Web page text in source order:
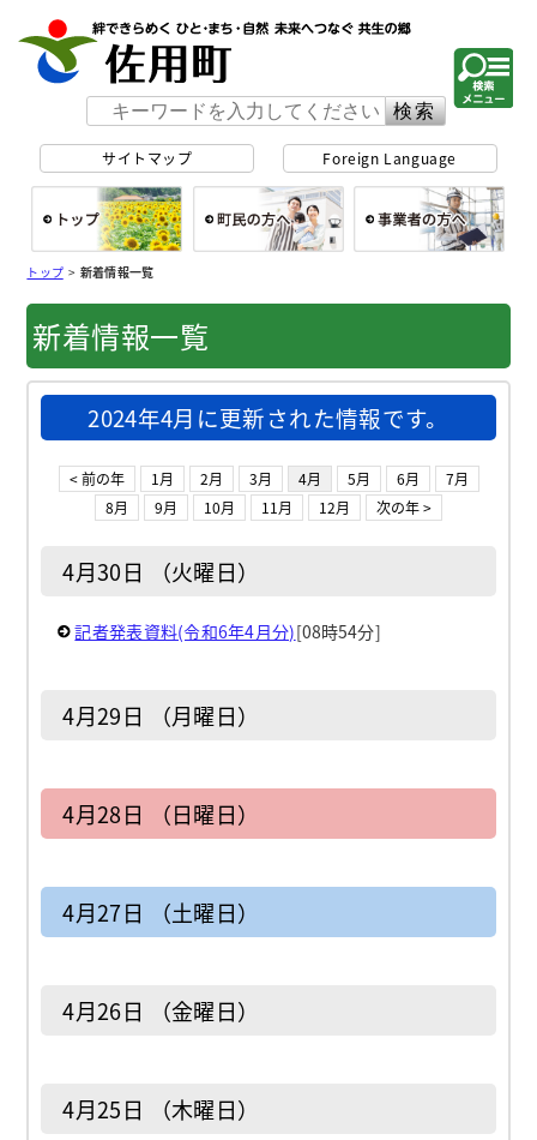
サイトマップ Foreign Language
トップ>新着情報一覧
新着情報一覧
2024年4月に更新された情報です。
< 前の年 1月 2月 3月 4月 5月 6月
7月
8月
9月 10月 11月 12月 次の年 >
4月30日 （火曜日）
記者発表資料(令和6年4月分)[08時54分]
4月29日 （月曜日）
4月28日 （日曜日）
4月27日 （土曜日）
4月26日 （金曜日）
4月25日 （木曜日）